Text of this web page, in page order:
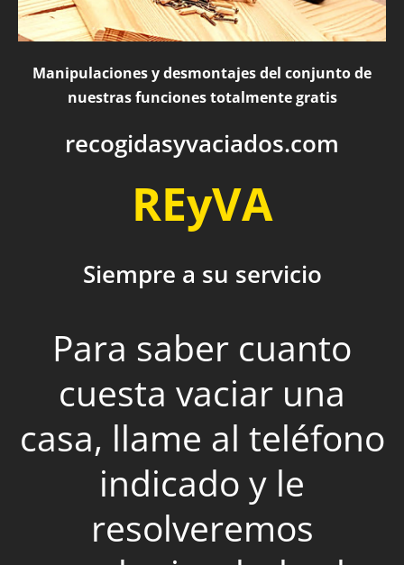
Manipulaciones y desmontajes del conjunto de
nuestras funciones totalmente gratis
recogidasyvaciados.com
REyVA
Siempre a su servicio
Para saber cuanto
cuesta vaciar una
casa, llame al teléfono
indicado y le
resolveremos